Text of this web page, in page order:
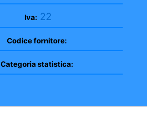
Iva: 22
Codice fornitore:
Categoria statistica: